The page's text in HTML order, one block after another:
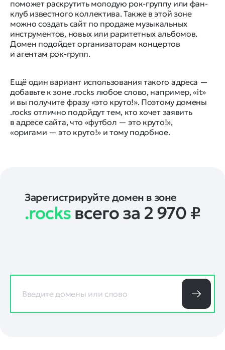
поможет раскрутить молодую рок-группу или фан-
клуб известного коллектива. Также в этой зоне
можно создать сайт по продаже музыкальных
инструментов, новых или раритетных альбомов.
Домен подойдет организаторам концертов
и агентам рок-групп.
Ещё один вариант использования такого адреса —
добавьте к зоне .rocks любое слово, например, «it»
и вы получите фразу «это круто!». Поэтому домены
.rocks отлично подойдут тем, кто хочет заявить
в адресе сайта, что «футбол — это круто!»,
«оригами — это круто!» и тому подобное.
Зарегистрируйте домен в зоне
.rocks всего за 2 970 ₽